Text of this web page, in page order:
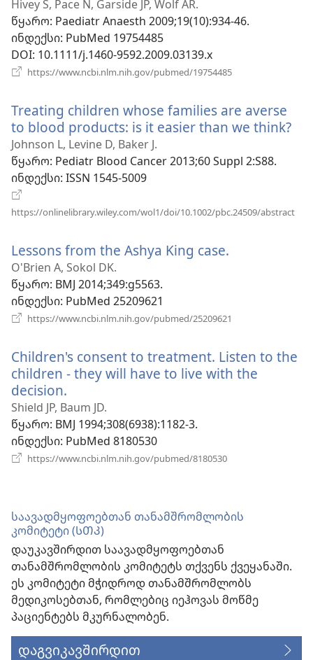
ახალი
ფანჯარა)
Hivey S, Pace N, Garside JP, Wolf AR.
წყარო‎: Paediatr Anaesth 2009;19(10):934-46.
ინდექსი‎: PubMed 19754485
DOI‎: 10.1111/j.1460-9592.2009.03139.x
https://www.ncbi.nlm.nih.gov/pubmed/19754485
Treating children whose families are averse
to blood products: is it easier than we think?
Johnson L, Levine D, Baker J.
წყარო‎: Pediatr Blood Cancer 2013;60 Suppl 2:S88.
ინდექსი‎: ISSN 1545-5009
https://onlinelibrary.wiley.com/wol1/doi/10.1002/pbc.24509/abstract
Lessons from the Ashya King case.
O'Brien A, Sokol DK.
წყარო‎: BMJ 2014;349:g5563.
ინდექსი‎: PubMed 25209621
https://www.ncbi.nlm.nih.gov/pubmed/25209621
Children's consent to treatment. Listen to the
children - they will have to live with the
decision.
ახალი
ფანჯარა)
Shield JP, Baum JD.
წყარო‎: BMJ 1994;308(6938):1182-3.
ინდექსი‎: PubMed 8180530
https://www.ncbi.nlm.nih.gov/pubmed/8180530
საავადმყოფოებთან თანამშრომლობის
კომიტეტი (ᲡᲗᲙ)
დაუკავშირდით საავადმყოფოებთან
თანამშრომლობის კომიტეტს თქვენს ქვეყანაში.
ეს კომიტეტი მჭიდროდ თანამშრომლობს
მედიკოსებთან, რომლებიც იეჰოვას მოწმე
პაციენტებს მკურნალობენ.
დაგვიკავშირდით